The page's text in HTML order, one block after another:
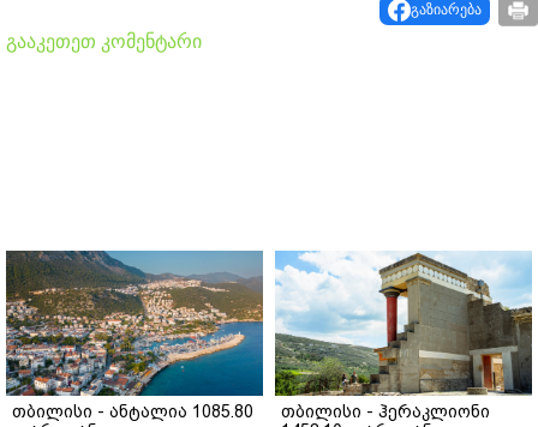
გაზიარება
გააკეთეთ კომენტარი
თბილისი - ანტალია 1085.80
თბილისი - ჰერაკლიონი